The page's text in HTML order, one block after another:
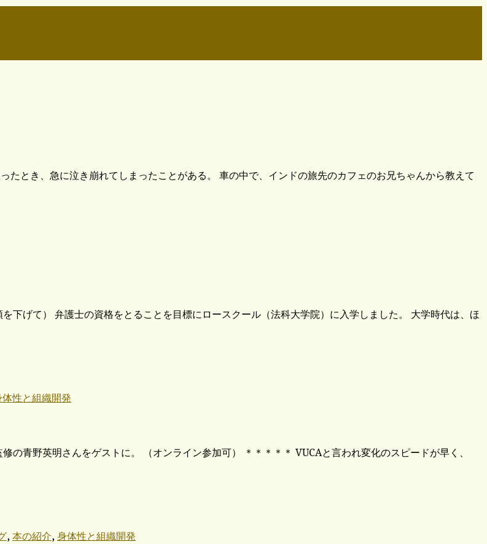
とき、急に泣き崩れてしまったことがある。 車の中で、インドの旅先のカフェのお兄ちゃんから教えて
下げて） 弁護士の資格をとることを目標にロースクール（法科大学院）に入学しました。 大学時代は、ほ
体性と組織開発
青野英明さんをゲストに。 （オンライン参加可） ＊＊＊＊＊ VUCAと言われ変化のスピードが早く、
,本の紹介,身体性と組織開発